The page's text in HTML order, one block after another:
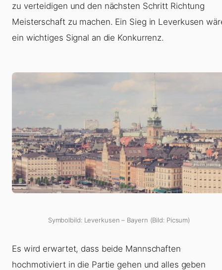
zu verteidigen und den nächsten Schritt Richtung
Meisterschaft zu machen. Ein Sieg in Leverkusen
ein wichtiges Signal an die Konkurrenz.
Symbolbild: Leverkusen – Bayern (Bild: Picsum)
Es wird erwartet, dass beide Mannschaften
hochmotiviert in die Partie gehen und alles geben